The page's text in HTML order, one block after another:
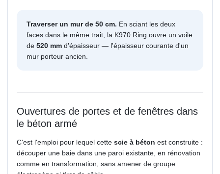
Traverser un mur de 50 cm. En sciant les deux
faces dans le même trait, la K970 Ring ouvre un voile
de 520 mm d'épaisseur — l'épaisseur courante d'un
mur porteur ancien.
Ouvertures de portes et de fenêtres dans
le béton armé
C'est l'emploi pour lequel cette scie à béton est construite :
découper une baie dans une paroi existante, en rénovation
comme en transformation, sans amener de groupe